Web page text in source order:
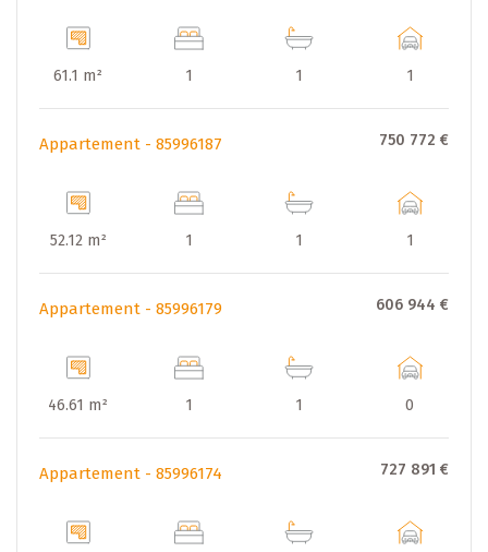
61.1 m² 1 1 1
Appartement - 85996187 750 772 €
52.12 m² 1 1 1
Appartement - 85996179 606 944 €
46.61 m² 1 1 0
Appartement - 85996174 727 891 €